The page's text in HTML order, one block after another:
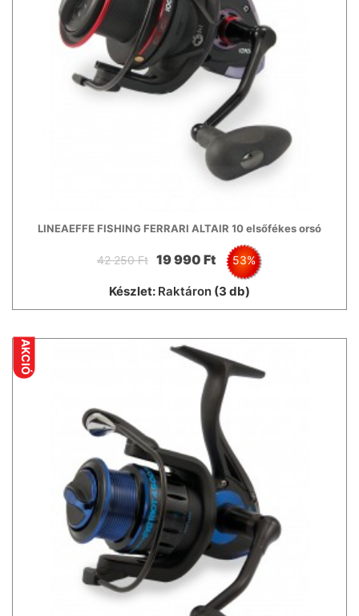
LINEAEFFE FISHING FERRARI ALTAIR 10 elsőfékes orsó
42 250 Ft 19 990 Ft 53%
Készlet: Raktáron (3 db)
AKCIÓ